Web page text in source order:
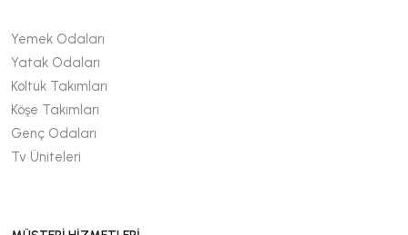
Yemek Odaları
Yatak Odaları
Koltuk Takımları
Köşe Takımları
Genç Odaları
Tv Üniteleri